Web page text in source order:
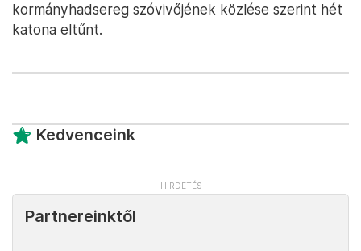
kormányhadsereg szóvivőjének közlése szerint hét
katona eltűnt.
Kedvenceink
Partnereinktől